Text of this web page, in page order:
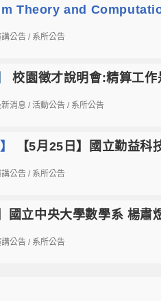
Theory and
公告 / 系所公告
校園徵才說明會:精算工
消息 / 活動公告 / 系所公告
【5月25日】國立勤益
公告 / 系所公告
國立中央大學數學系 楊肅
公告 / 系所公告